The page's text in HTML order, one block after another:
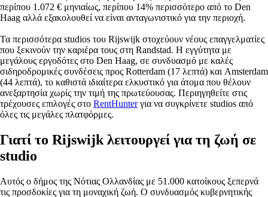
περίπου 1.072 € μηνιαίως, περίπου 14% περισσότερο από το Den
Haag αλλά εξακολουθεί να είναι ανταγωνιστικό για την περιοχή.
Τα περισσότερα studios του Rijswijk στοχεύουν νέους επαγγελματίες
που ξεκινούν την καριέρα τους στη Randstad. Η εγγύτητα με
μεγάλους εργοδότες στο Den Haag, σε συνδυασμό με καλές
σιδηροδρομικές συνδέσεις προς Rotterdam (17 λεπτά) και Amsterdam
(44 λεπτά), το καθιστά ιδιαίτερα ελκυστικό για άτομα που θέλουν
ανεξαρτησία χωρίς την τιμή της πρωτεύουσας. Περιηγηθείτε στις
τρέχουσες επιλογές στο RentHunterγια να συγκρίνετε studios από
όλες τις μεγάλες πλατφόρμες.
Γιατί το Rijswijk λειτουργεί για τη ζωή σε
studio
Αυτός ο δήμος της Νότιας Ολλανδίας με 51.000 κατοίκους ξεπερνά
τις προσδοκίες για τη μοναχική ζωή. Ο συνδυασμός κυβερνητικής